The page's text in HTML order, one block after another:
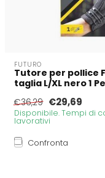
FUTURO
Tutore per pollice
taglia L/XL nero 1
€36,29 €29,69
Disponibile. Tempi di
lavorativi
Confronta